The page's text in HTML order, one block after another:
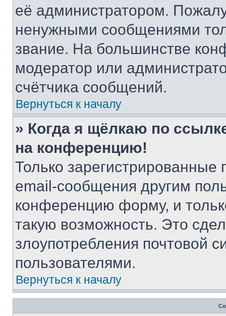
её администратором.
ненужными сообщениями
звание. На большинстве
модератор или
счётчика сообщений.
Вернуться к началу
» Когда я щёлкаю по
на конференцию!
Только зарегистрированные
email-сообщения другим
конференцию форму, и
такую возможность. Это
злоупотребления почтовой
пользователями.
Вернуться к началу